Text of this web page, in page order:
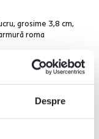
Despre
grosime 3,8 cm,
roma